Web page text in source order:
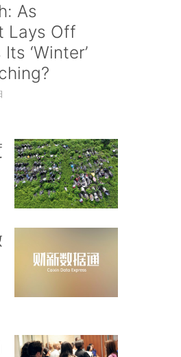
As
Lays Off
‘Winter’